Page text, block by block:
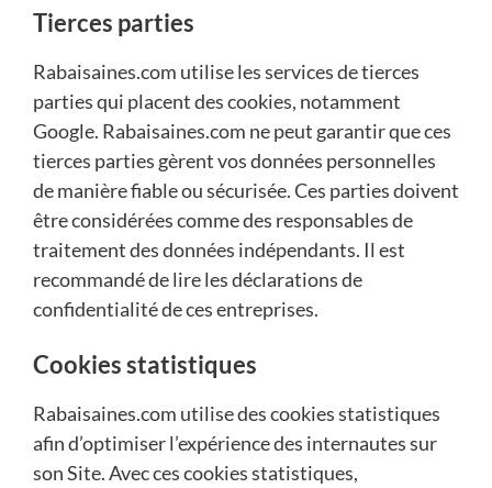
Tierces parties
Rabaisaines.com utilise les services de tierces
parties qui placent des cookies, notamment
Google. Rabaisaines.com ne peut garantir que ces
tierces parties gèrent vos données personnelles
de manière fiable ou sécurisée. Ces parties doivent
être considérées comme des responsables de
traitement des données indépendants. Il est
recommandé de lire les déclarations de
confidentialité de ces entreprises.
Cookies statistiques
Rabaisaines.com utilise des cookies statistiques
afin d’optimiser l’expérience des internautes sur
son Site. Avec ces cookies statistiques,